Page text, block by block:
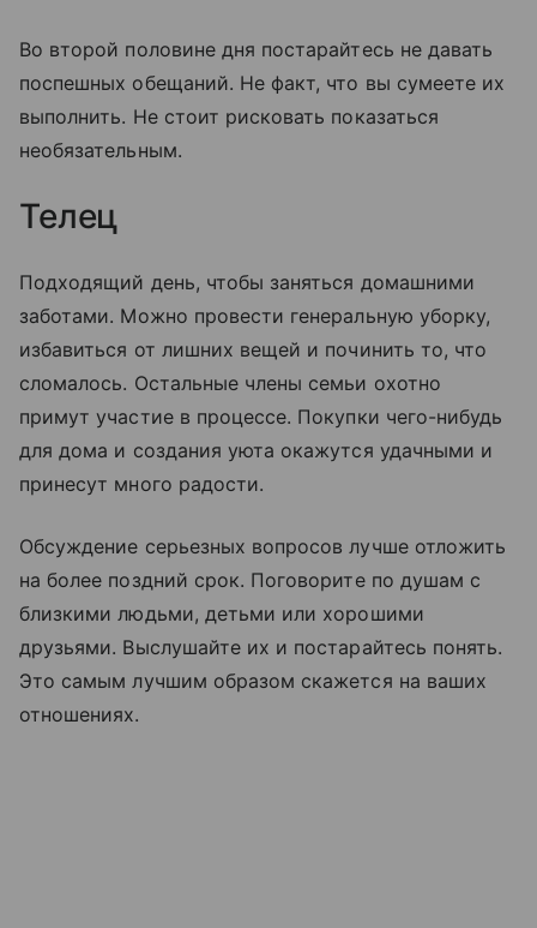
Во второй половине дня постарайтесь не давать
поспешных обещаний. Не факт, что вы сумеете их
выполнить. Не стоит рисковать показаться
необязательным.
Телец
Подходящий день, чтобы заняться домашними
заботами. Можно провести генеральную уборку,
избавиться от лишних вещей и починить то, что
сломалось. Остальные члены семьи охотно
примут участие в процессе. Покупки чего-нибудь
для дома и создания уюта окажутся удачными и
принесут много радости.
Обсуждение серьезных вопросов лучше отложить
на более поздний срок. Поговорите по душам с
близкими людьми, детьми или хорошими
друзьями. Выслушайте их и постарайтесь понять.
Это самым лучшим образом скажется на ваших
отношениях.